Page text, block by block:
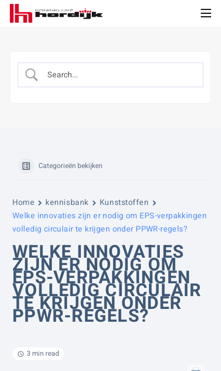
Koninklijke
Hordijk
Categorieën bekijken
Home kennisbank
Kunststoffen
Welke innovaties zijn er nodig om EPS-verpakkingen
volledig circulair te krijgen onder PPWR-regels?
WELKE INNOVATIES
ZIJN ER NODIG OM
EPS-VERPAKKINGEN
VOLLEDIG CIRCULAIR
TE KRIJGEN ONDER
PPWR-REGELS?
3 min read